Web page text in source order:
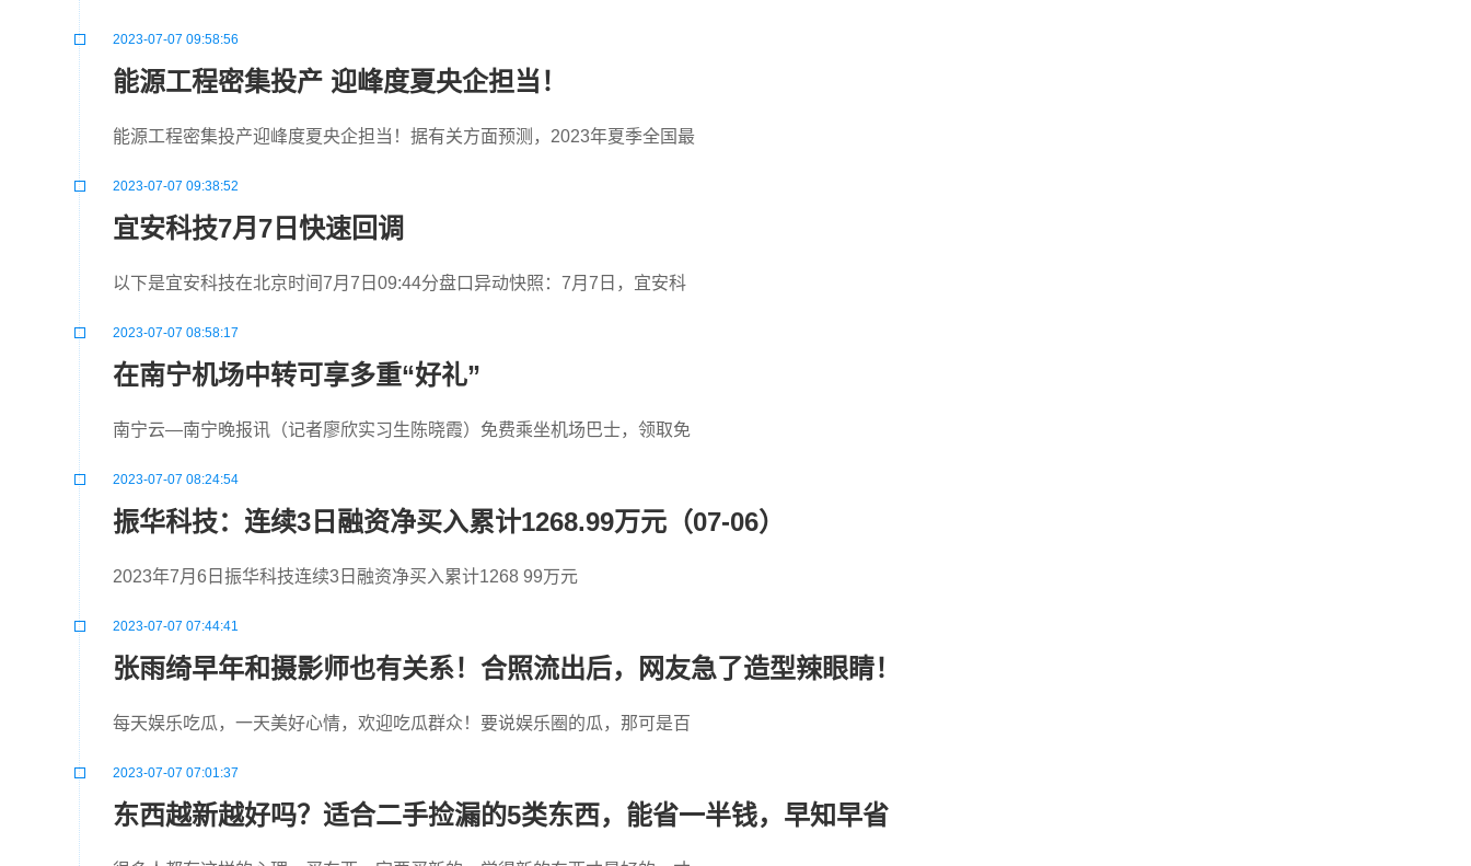
2023-07-07 09:58:56
能源工程密集投产 迎峰度夏央企担当！
能源工程密集投产迎峰度夏央企担当！据有关方面预测，2023年夏季全国最
2023-07-07 09:38:52
宜安科技7月7日快速回调
以下是宜安科技在北京时间7月7日09:44分盘口异动快照：7月7日，宜安科
2023-07-07 08:58:17
在南宁机场中转可享多重“好礼”
南宁云—南宁晚报讯（记者廖欣实习生陈晓霞）免费乘坐机场巴士，领取免
2023-07-07 08:24:54
振华科技：连续3日融资净买入累计1268.99万元（07-06）
2023年7月6日振华科技连续3日融资净买入累计1268 99万元
2023-07-07 07:44:41
张雨绮早年和摄影师也有关系！合照流出后，网友急了造型辣眼睛！
每天娱乐吃瓜，一天美好心情，欢迎吃瓜群众！要说娱乐圈的瓜，那可是百
2023-07-07 07:01:37
东西越新越好吗？适合二手捡漏的5类东西，能省一半钱，早知早省